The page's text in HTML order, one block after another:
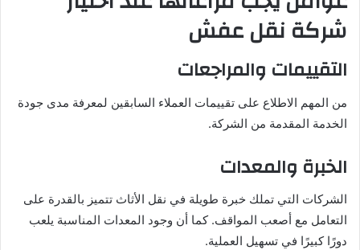
شركة نقل عفش
التقييمات والمراجعات
من المهم الاطلاع على تقييمات العملاء السابقين لمعرفة مدى جودة
الخدمة المقدمة من الشركة.
الخبرة والمعدات
الشركات التي تملك خبرة طويلة في نقل الأثاث تتميز بالقدرة على
التعامل مع أصعب المواقف. كما أن وجود المعدات المناسبة يلعب
دورًا كبيرًا في تسهيل العملية.